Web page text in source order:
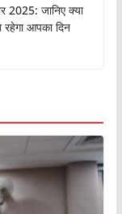
2025: जानिए क्या
आपका दिन